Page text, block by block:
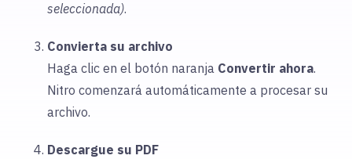
seleccionada).
Convierta su archivo
Haga clic en el botón naranja Convertir ahora.
Nitro comenzará automáticamente a procesar su
archivo.
Descargue su PDF